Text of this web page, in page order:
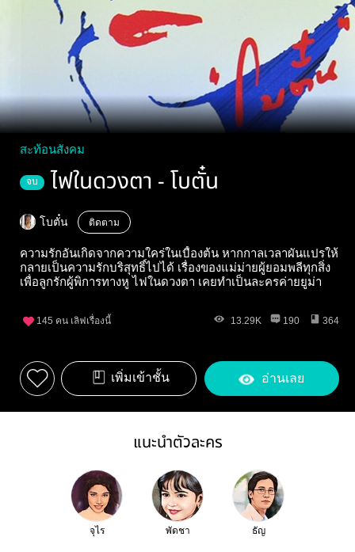
สะท้อนสังคม
จบ ไฟในดวงตา - โบตั๋น
โบตั๋น ติดตาม
ความรักอันเกิดจากความใคร่ในเบื้องต้น หากกาลเวลาผันแปรให้
กลายเป็นความรักบริสุทธิ์ไปได้ เรื่องของแม่ม่ายผู้ยอมพลีทุกสิ่ง
เพื่อลูกรักผู้พิการทางหู ไฟในดวงตา เคยทำเป็นละครค่ายยูม่า
145 คน เลิฟเรื่องนี้ 13.29K 190 364
เพิ่มเข้าชั้น อ่านเลย
แนะนำตัวละคร
จุไร พัดชา ธัญ